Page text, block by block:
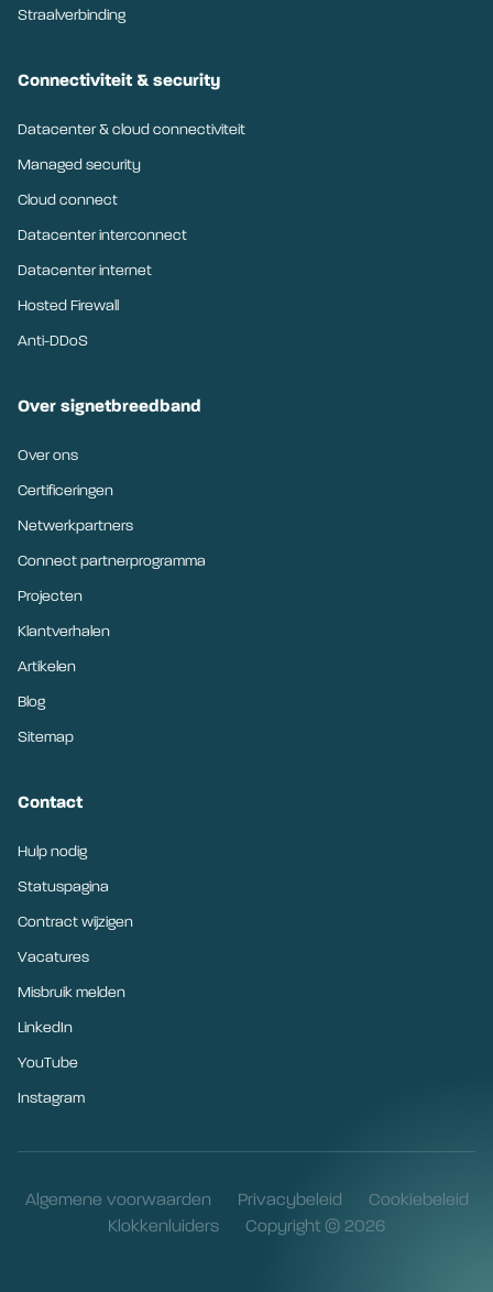
Straalverbinding
Connectiviteit & security
Datacenter & cloud connectiviteit
Managed security
Cloud connect
Datacenter interconnect
Datacenter internet
Hosted Firewall
Anti-DDoS
Over signetbreedband
Over ons
Certificeringen
Netwerkpartners
Connect partnerprogramma
Projecten
Klantverhalen
Artikelen
Blog
Sitemap
Contact
Hulp nodig
Statuspagina
Contract wijzigen
Vacatures
Misbruik melden
LinkedIn
YouTube
Instagram
Algemene voorwaarden Privacybeleid
Cookiebeleid
Klokkenluiders
Copyright © 2026